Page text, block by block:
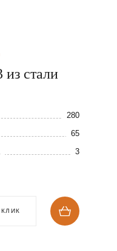
стали
280
65
3